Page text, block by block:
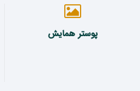
پوستر همایش